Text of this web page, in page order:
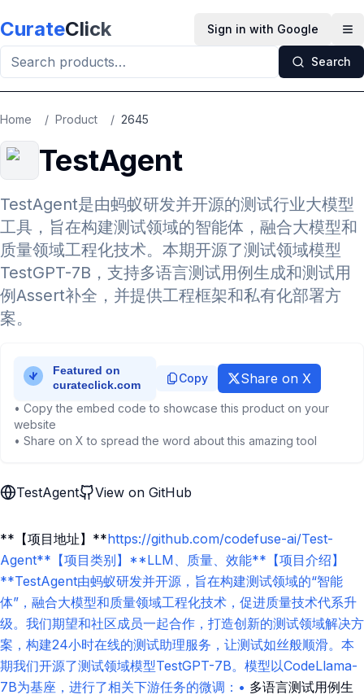
CurateClick Sign in with Google
Search
Home / Product / 2645
TestAgent
TestAgent是由蚂蚁研发并开源的测试行业大模型
工具，旨在构建测试领域的智能体，融合大模型和
质量领域工程化技术。本期开源了测试领域模型
TestGPT-7B，支持多语言测试用例生成和测试用
例Assert补全，并提供工程框架和私有化部署方
案。
Copy Share on X
• Copy the embed code to showcase this product on your
website
• Share on X to spread the word about this amazing tool
TestAgent View on GitHub
**【项目地址】**https://github.com/codefuse-ai/Test-
Agent**【项目类别】**LLM、质量、效能**【项目介绍】
**TestAgent由蚂蚁研发并开源，旨在构建测试领域的“智能
体”，融合大模型和质量领域工程化技术，促进质量技术代系升
级。我们期望和社区成员一起合作，打造创新的测试领域解决方
案，构建24小时在线的测试助理服务，让测试如丝般顺滑。本
期我们开源了测试领域模型TestGPT-7B。模型以CodeLlama-
7B为基座，进行了相关下游任务的微调：• 多语言测试用例生